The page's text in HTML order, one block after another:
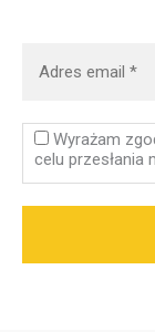
Wyrażam
celu przesłania